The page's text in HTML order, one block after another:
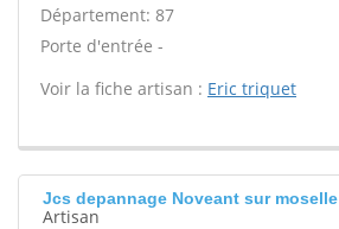
Département: 87
Porte d'entrée -
Voir la fiche artisan : Eric triquet
Jcs depannage Noveant sur moselle
Artisan